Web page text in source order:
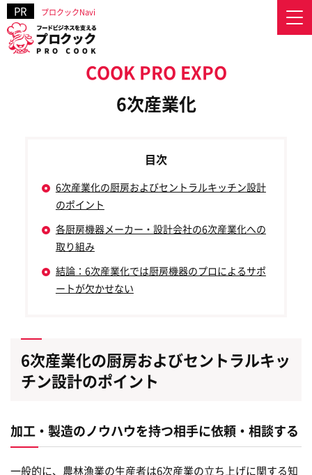
プロクックNavi
プロクックNavi ジャンル別に見る業務用厨房の事例およびメーカーごとのこだ
6次産業化
6次産業化の厨房およびセントラルキッチン設計
のポイント
各厨房機器メーカー・設計会社の6次産業化への
取り組み
結論：6次産業化では厨房機器のプロによるサポ
ートが欠かせない
6次産業化の厨房およびセントラルキッ
チン設計のポイント
加工・製造のノウハウを持つ相手に依頼・相談する
一般的に、農林漁業の生産者は6次産業の立ち上げに関する知